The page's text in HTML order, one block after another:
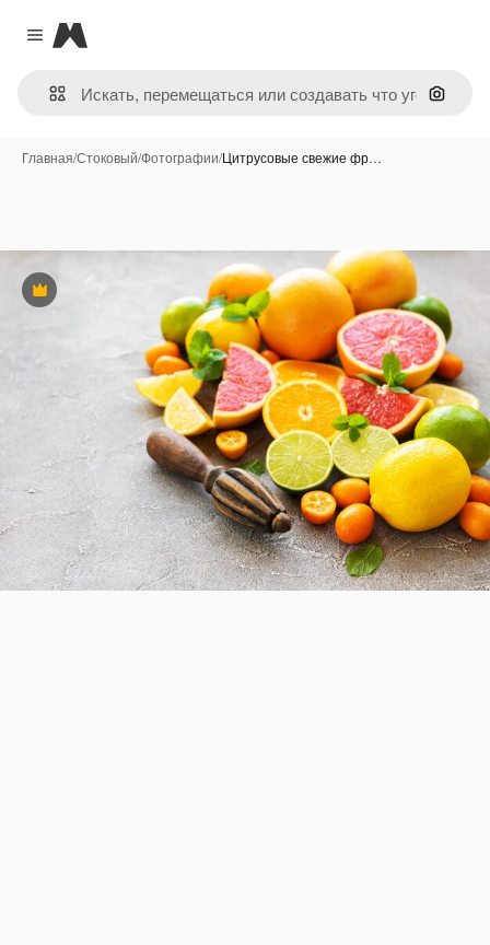
Close menu
Magnific
Поиск
Главная/Стоковый/Фотографии/Цитрусовые свежие фр…
Премиум